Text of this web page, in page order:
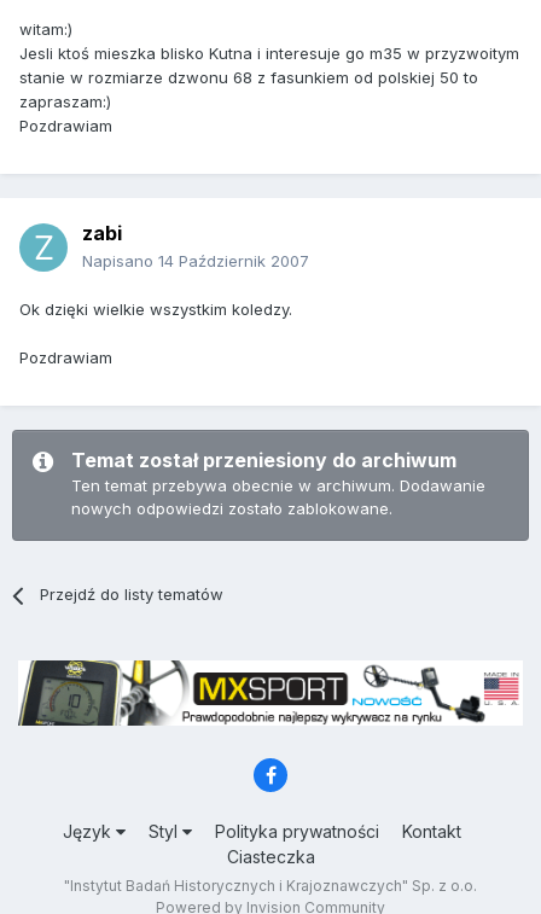
witam:)
Jesli ktoś mieszka blisko Kutna i interesuje go m35 w przyzwoitym
stanie w rozmiarze dzwonu 68 z fasunkiem od polskiej 50 to
zapraszam:)
Pozdrawiam
zabi
Napisano 14 Październik 2007
Ok dzięki wielkie wszystkim koledzy.
Pozdrawiam
Temat został przeniesiony do archiwum
Ten temat przebywa obecnie w archiwum. Dodawanie
nowych odpowiedzi zostało zablokowane.
Przejdź do listy tematów
Język Styl Polityka prywatności
Kontakt
Ciasteczka
"Instytut Badań Historycznych i Krajoznawczych" Sp. z o.o.
Powered by Invision Community